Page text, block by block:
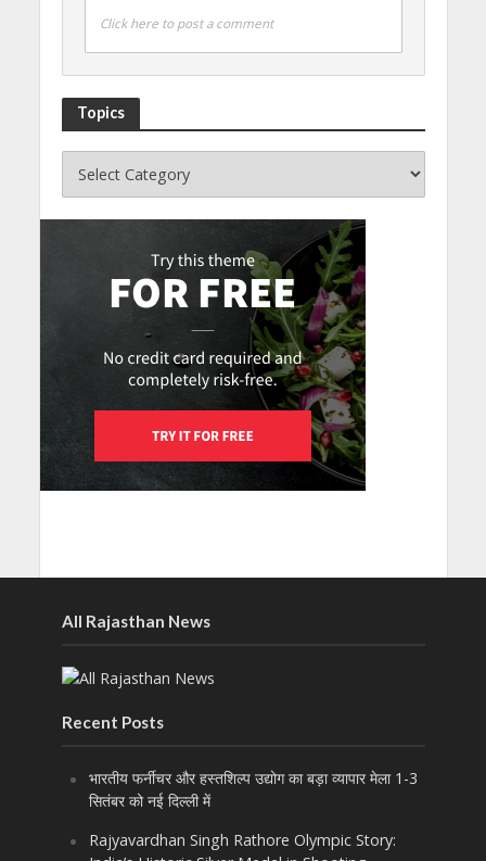
Click here to post a comment
Topics
All Rajasthan News
Recent Posts
भारतीय फर्नीचर और हस्तशिल्प उद्योग का बड़ा व्यापार मेला 1-3
सितंबर को नई दिल्ली में
Rajyavardhan Singh Rathore Olympic Story: